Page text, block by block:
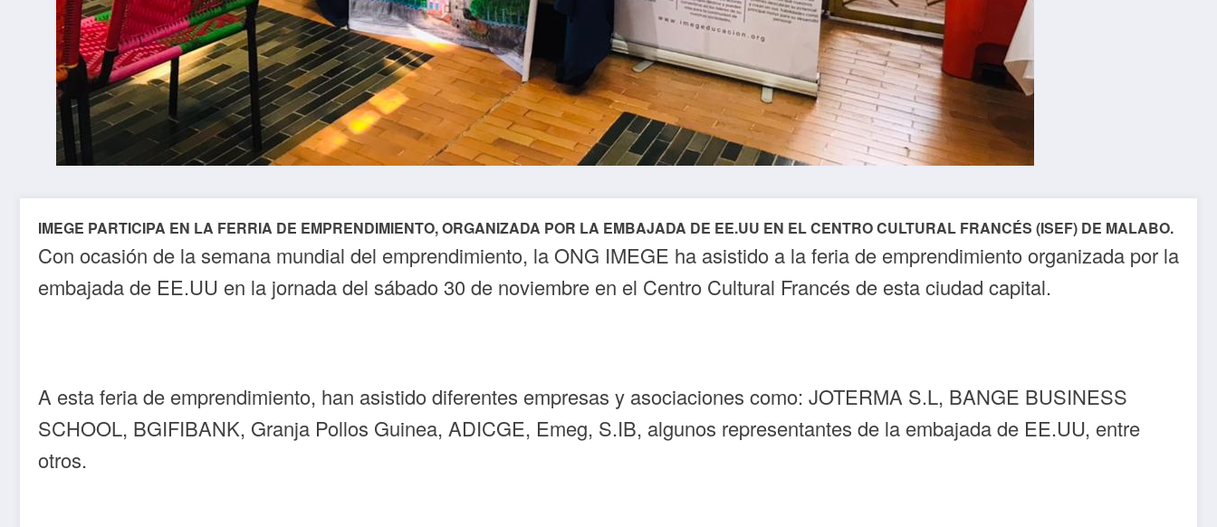
IMEGE PARTICIPA EN LA FERRIA DE EMPRENDIMIENTO, ORGANIZADA POR LA EMBAJADA DE EE.UU EN EL CENTRO CULTURAL FRANCÉS (ISEF) DE MALABO.
Con ocasión de la semana mundial del emprendimiento, la ONG IMEGE ha asistido a la feria de emprendimiento organizada por la
embajada de EE.UU en la jornada del sábado 30 de noviembre en el Centro Cultural Francés de esta ciudad capital.
A esta feria de emprendimiento, han asistido diferentes empresas y asociaciones como: JOTERMA S.L, BANGE BUSINESS
SCHOOL, BGIFIBANK, Granja Pollos Guinea, ADICGE, Emeg, S.IB, algunos representantes de la embajada de EE.UU, entre
otros.